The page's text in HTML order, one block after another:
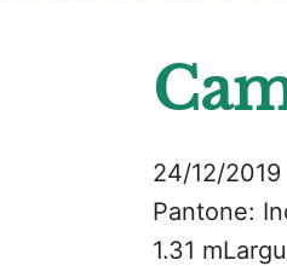
24/12/2019
Pantone:
1.31